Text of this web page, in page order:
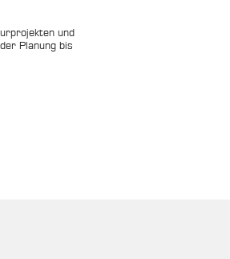
und
Planung bis